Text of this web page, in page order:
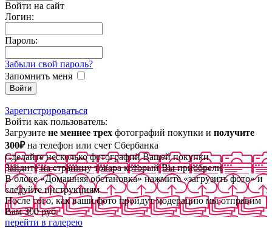
Войти на сайт
Логин:
Пароль:
Забыли свой пароль?
Запомнить меня
Зарегистрироваться
Войти как пользователь:
Загрузите не меннее трех фотографий покупки и получите
300₽на телефон или счет Сбербанка
Сделайте несколько фотографий Вашей покупки
Зайдите на страницу товара который Вы приобрели
В блоке «Домашняя обстановка» нажмите «загрузить фото» и
следуйте инструкциям
После того, как ваши фото пройдут модерацию мы отправим
Вам 300 руб
перейти в галерею